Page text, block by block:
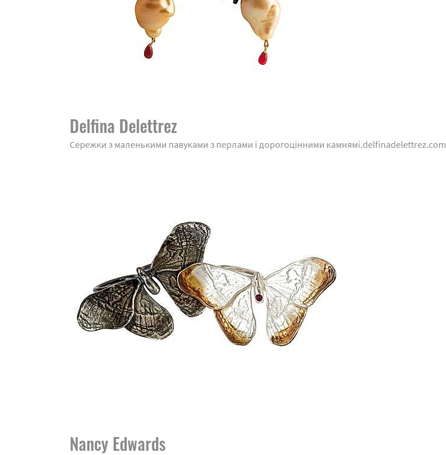
Delfina Delettrez
Сережки з маленькими павуками з перлами і дорогоцінними камнямі.delfinadelettrez.com
Nancy Edwards